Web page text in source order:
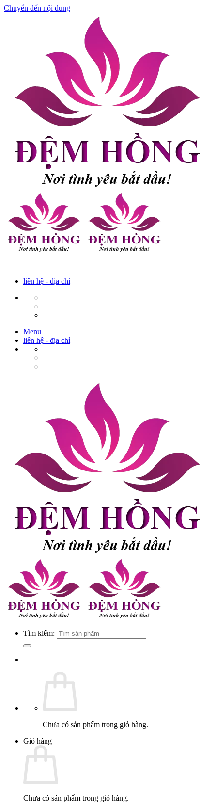
Chuyển đến nội dung
liên hệ - địa chỉ
Menu
liên hệ - địa chỉ
Tìm kiếm:
Chưa có sản phẩm trong giỏ hàng.
Giỏ hàng
Chưa có sản phẩm trong giỏ hàng.